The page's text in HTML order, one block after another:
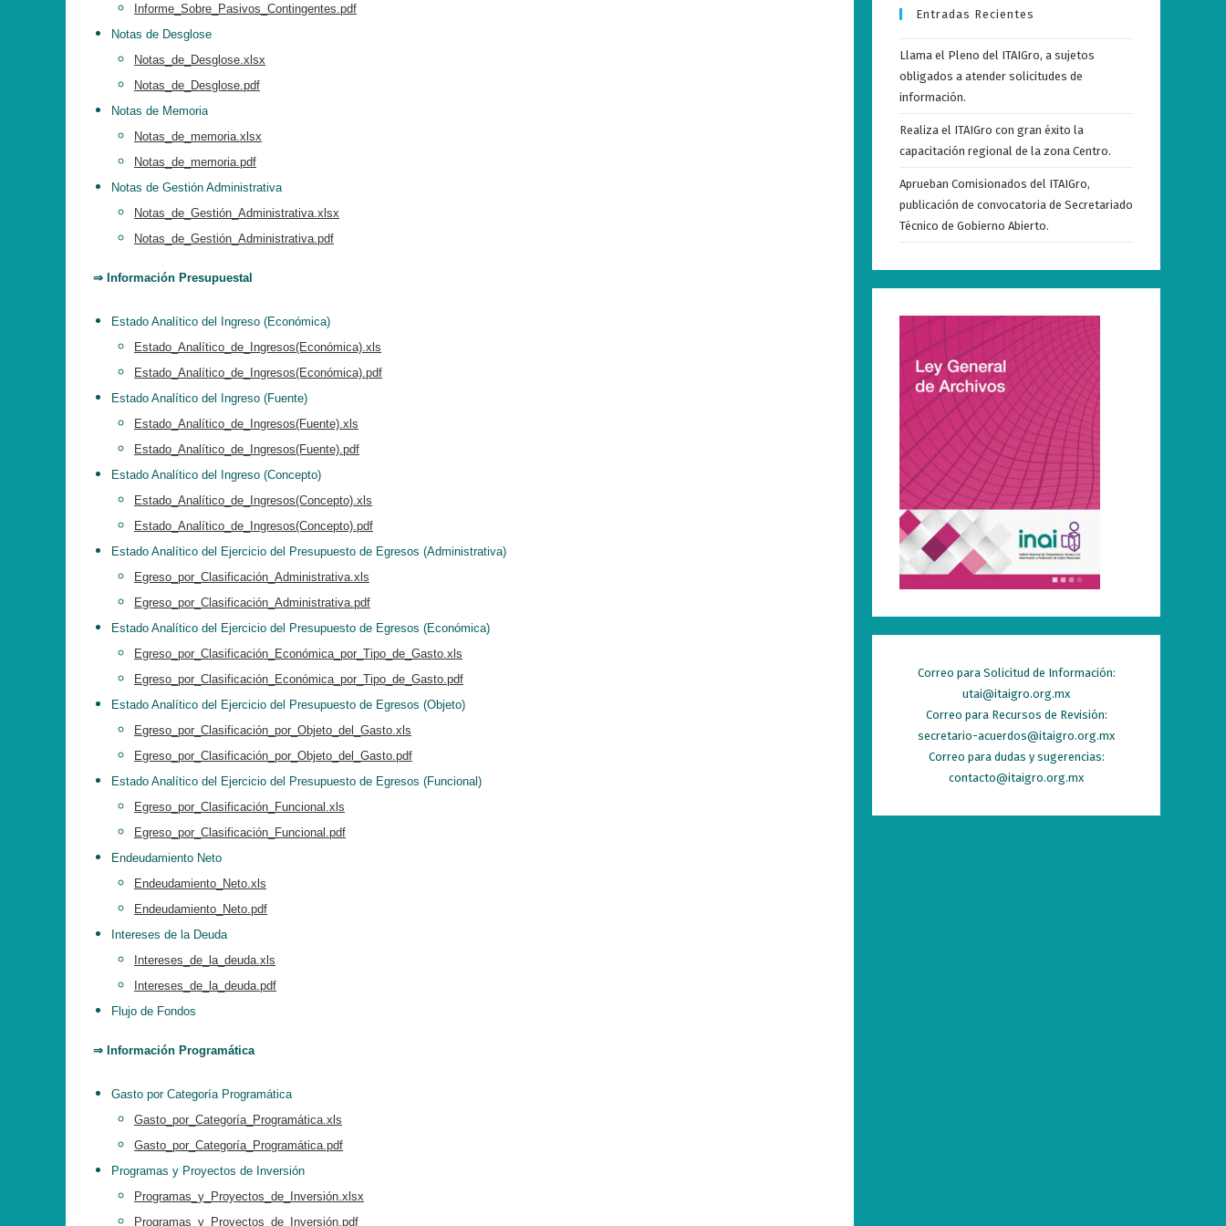
Informe_Sobre_Pasivos_Contingentes.pdf
Notas de Desglose
Notas_de_Desglose.xlsx
Notas_de_Desglose.pdf
Notas de Memoria
Notas_de_memoria.xlsx
Notas_de_memoria.pdf
Notas de Gestión Administrativa
Notas_de_Gestión_Administrativa.xlsx
Notas_de_Gestión_Administrativa.pdf
⇒ Información Presupuestal
Estado Analítico del Ingreso (Económica)
Estado_Analítico_de_Ingresos(Económica).xls
Estado_Analítico_de_Ingresos(Económica).pdf
Estado Analítico del Ingreso (Fuente)
Estado_Analítico_de_Ingresos(Fuente).xls
Estado_Analítico_de_Ingresos(Fuente).pdf
Estado Analítico del Ingreso (Concepto)
Estado_Analítico_de_Ingresos(Concepto).xls
Estado_Analítico_de_Ingresos(Concepto).pdf
Estado Analítico del Ejercicio del Presupuesto de Egresos (Administrativa)
Egreso_por_Clasificación_Administrativa.xls
Egreso_por_Clasificación_Administrativa.pdf
Estado Analítico del Ejercicio del Presupuesto de Egresos (Económica)
Egreso_por_Clasificación_Económica_por_Tipo_de_Gasto.xls
Egreso_por_Clasificación_Económica_por_Tipo_de_Gasto.pdf
Estado Analítico del Ejercicio del Presupuesto de Egresos (Objeto)
Egreso_por_Clasificación_por_Objeto_del_Gasto.xls
Egreso_por_Clasificación_por_Objeto_del_Gasto.pdf
Estado Analítico del Ejercicio del Presupuesto de Egresos (Funcional)
Egreso_por_Clasificación_Funcional.xls
Egreso_por_Clasificación_Funcional.pdf
Endeudamiento Neto
Endeudamiento_Neto.xls
Endeudamiento_Neto.pdf
Intereses de la Deuda
Intereses_de_la_deuda.xls
Intereses_de_la_deuda.pdf
Flujo de Fondos
⇒ Información Programática
Gasto por Categoría Programática
Gasto_por_Categoría_Programática.xls
Gasto_por_Categoría_Programática.pdf
Programas y Proyectos de Inversión
Programas_y_Proyectos_de_Inversión.xlsx
Programas_y_Proyectos_de_Inversión.pdf
Entradas Recientes
Llama el Pleno del ITAIGro, a sujetos
obligados a atender solicitudes de
información.
Realiza el ITAIGro con gran éxito la
capacitación regional de la zona Centro.
Aprueban Comisionados del ITAIGro,
publicación de convocatoria de Secretariado
Técnico de Gobierno Abierto.
Correo para Solicitud de Información:
utai@itaigro.org.mx
Correo para Recursos de Revisión:
secretario-acuerdos@itaigro.org.mx
Correo para dudas y sugerencias:
contacto@itaigro.org.mx